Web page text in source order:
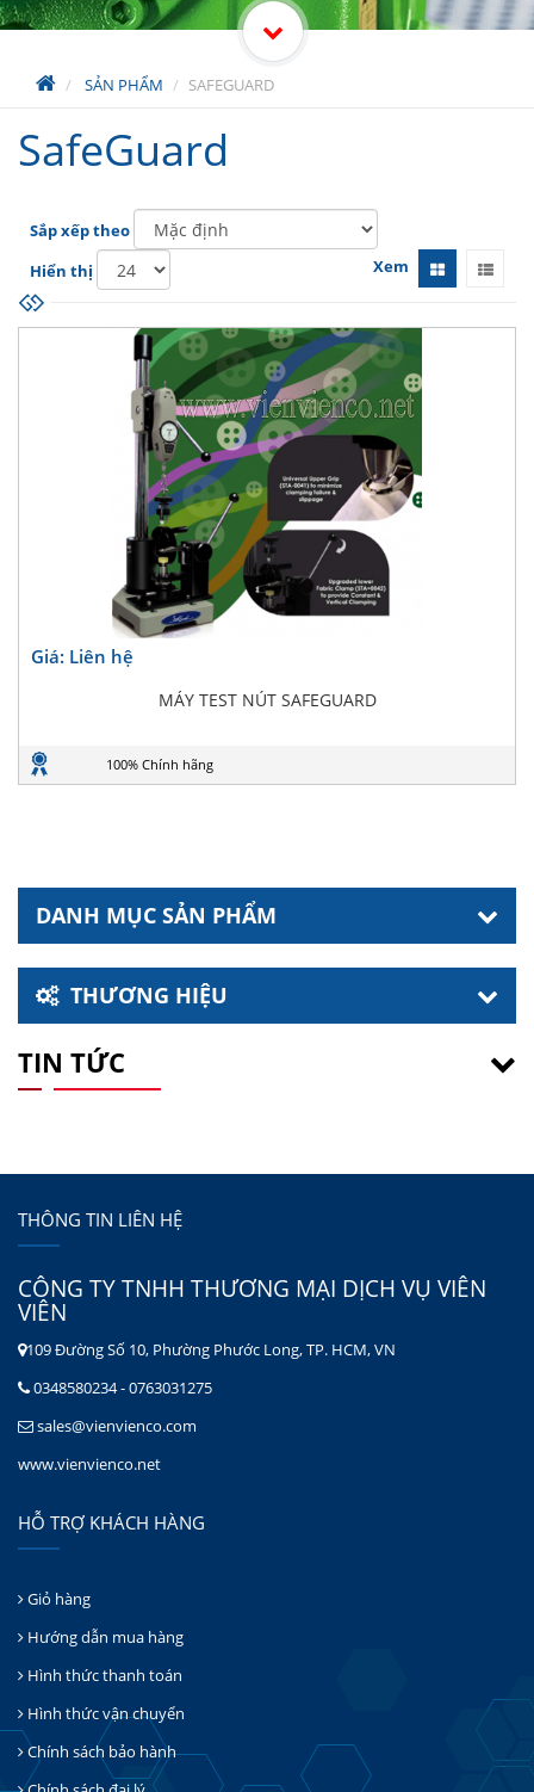
SẢN PHẨM SAFEGUARD
SafeGuard
Sắp xếp theo
Hiển thị
Xem
Giá: Liên hệ
MÁY TEST NÚT SAFEGUARD
100% Chính hãng
DANH MỤC SẢN PHẨM
THƯƠNG HIỆU
TIN TỨC
THÔNG TIN LIÊN HỆ
CÔNG TY TNHH THƯƠNG MẠI DỊCH VỤ VIÊN
VIÊN
109 Đường Số 10, Phường Phước Long, TP. HCM, VN
0348580234 - 0763031275
sales@vienvienco.com
www.vienvienco.net
HỖ TRỢ KHÁCH HÀNG
Giỏ hàng
Hướng dẫn mua hàng
Hình thức thanh toán
Hình thức vận chuyển
Chính sách bảo hành